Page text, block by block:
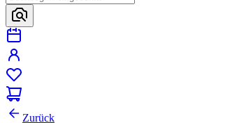
Zurück